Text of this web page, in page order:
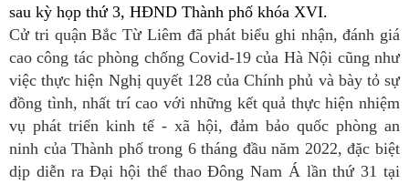
sau kỳ họp thứ 3, HĐND Thành phố khóa XVI.
Cử tri quận Bắc Từ Liêm đã phát biểu ghi nhận, đánh giá
cao công tác phòng chống Covid-19 của Hà Nội cũng như
việc thực hiện Nghị quyết 128 của Chính phủ và bày tỏ sự
đồng tình, nhất trí cao với những kết quả thực hiện nhiệm
vụ phát triển kinh tế - xã hội, đảm bảo quốc phòng an
ninh của Thành phố trong 6 tháng đầu năm 2022, đặc biệt
dịp diễn ra Đại hội thể thao Đông Nam Á lần thứ 31 tại